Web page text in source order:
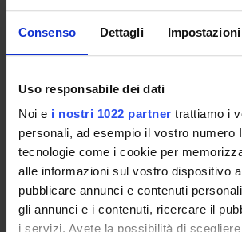
Consenso Dettagli
Uso responsabile dei dati
Noi e i nostri 1022 partner trattiamo i
personali, ad esempio il vostro numero
tecnologie come i cookie per
alle informazioni sul vostro dispositivo
pubblicare annunci e contenuti
gli annunci e i contenuti, ricercare il
i servizi. Avete la possibilità di
ORGANIZZAZIONE
COMMISSIONI
GOVERNANCE
UFFICI E STRUTTURE DI SERVIZIO